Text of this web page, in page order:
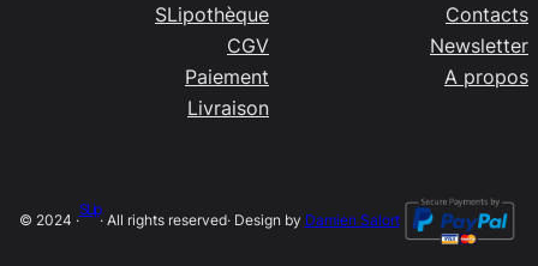
SLipothèque
CGV
Paiement
Livraison
Contacts
Newsletter
A propos
© 2024 ·
SLip
· All rights reserved· Design by Damien Salort